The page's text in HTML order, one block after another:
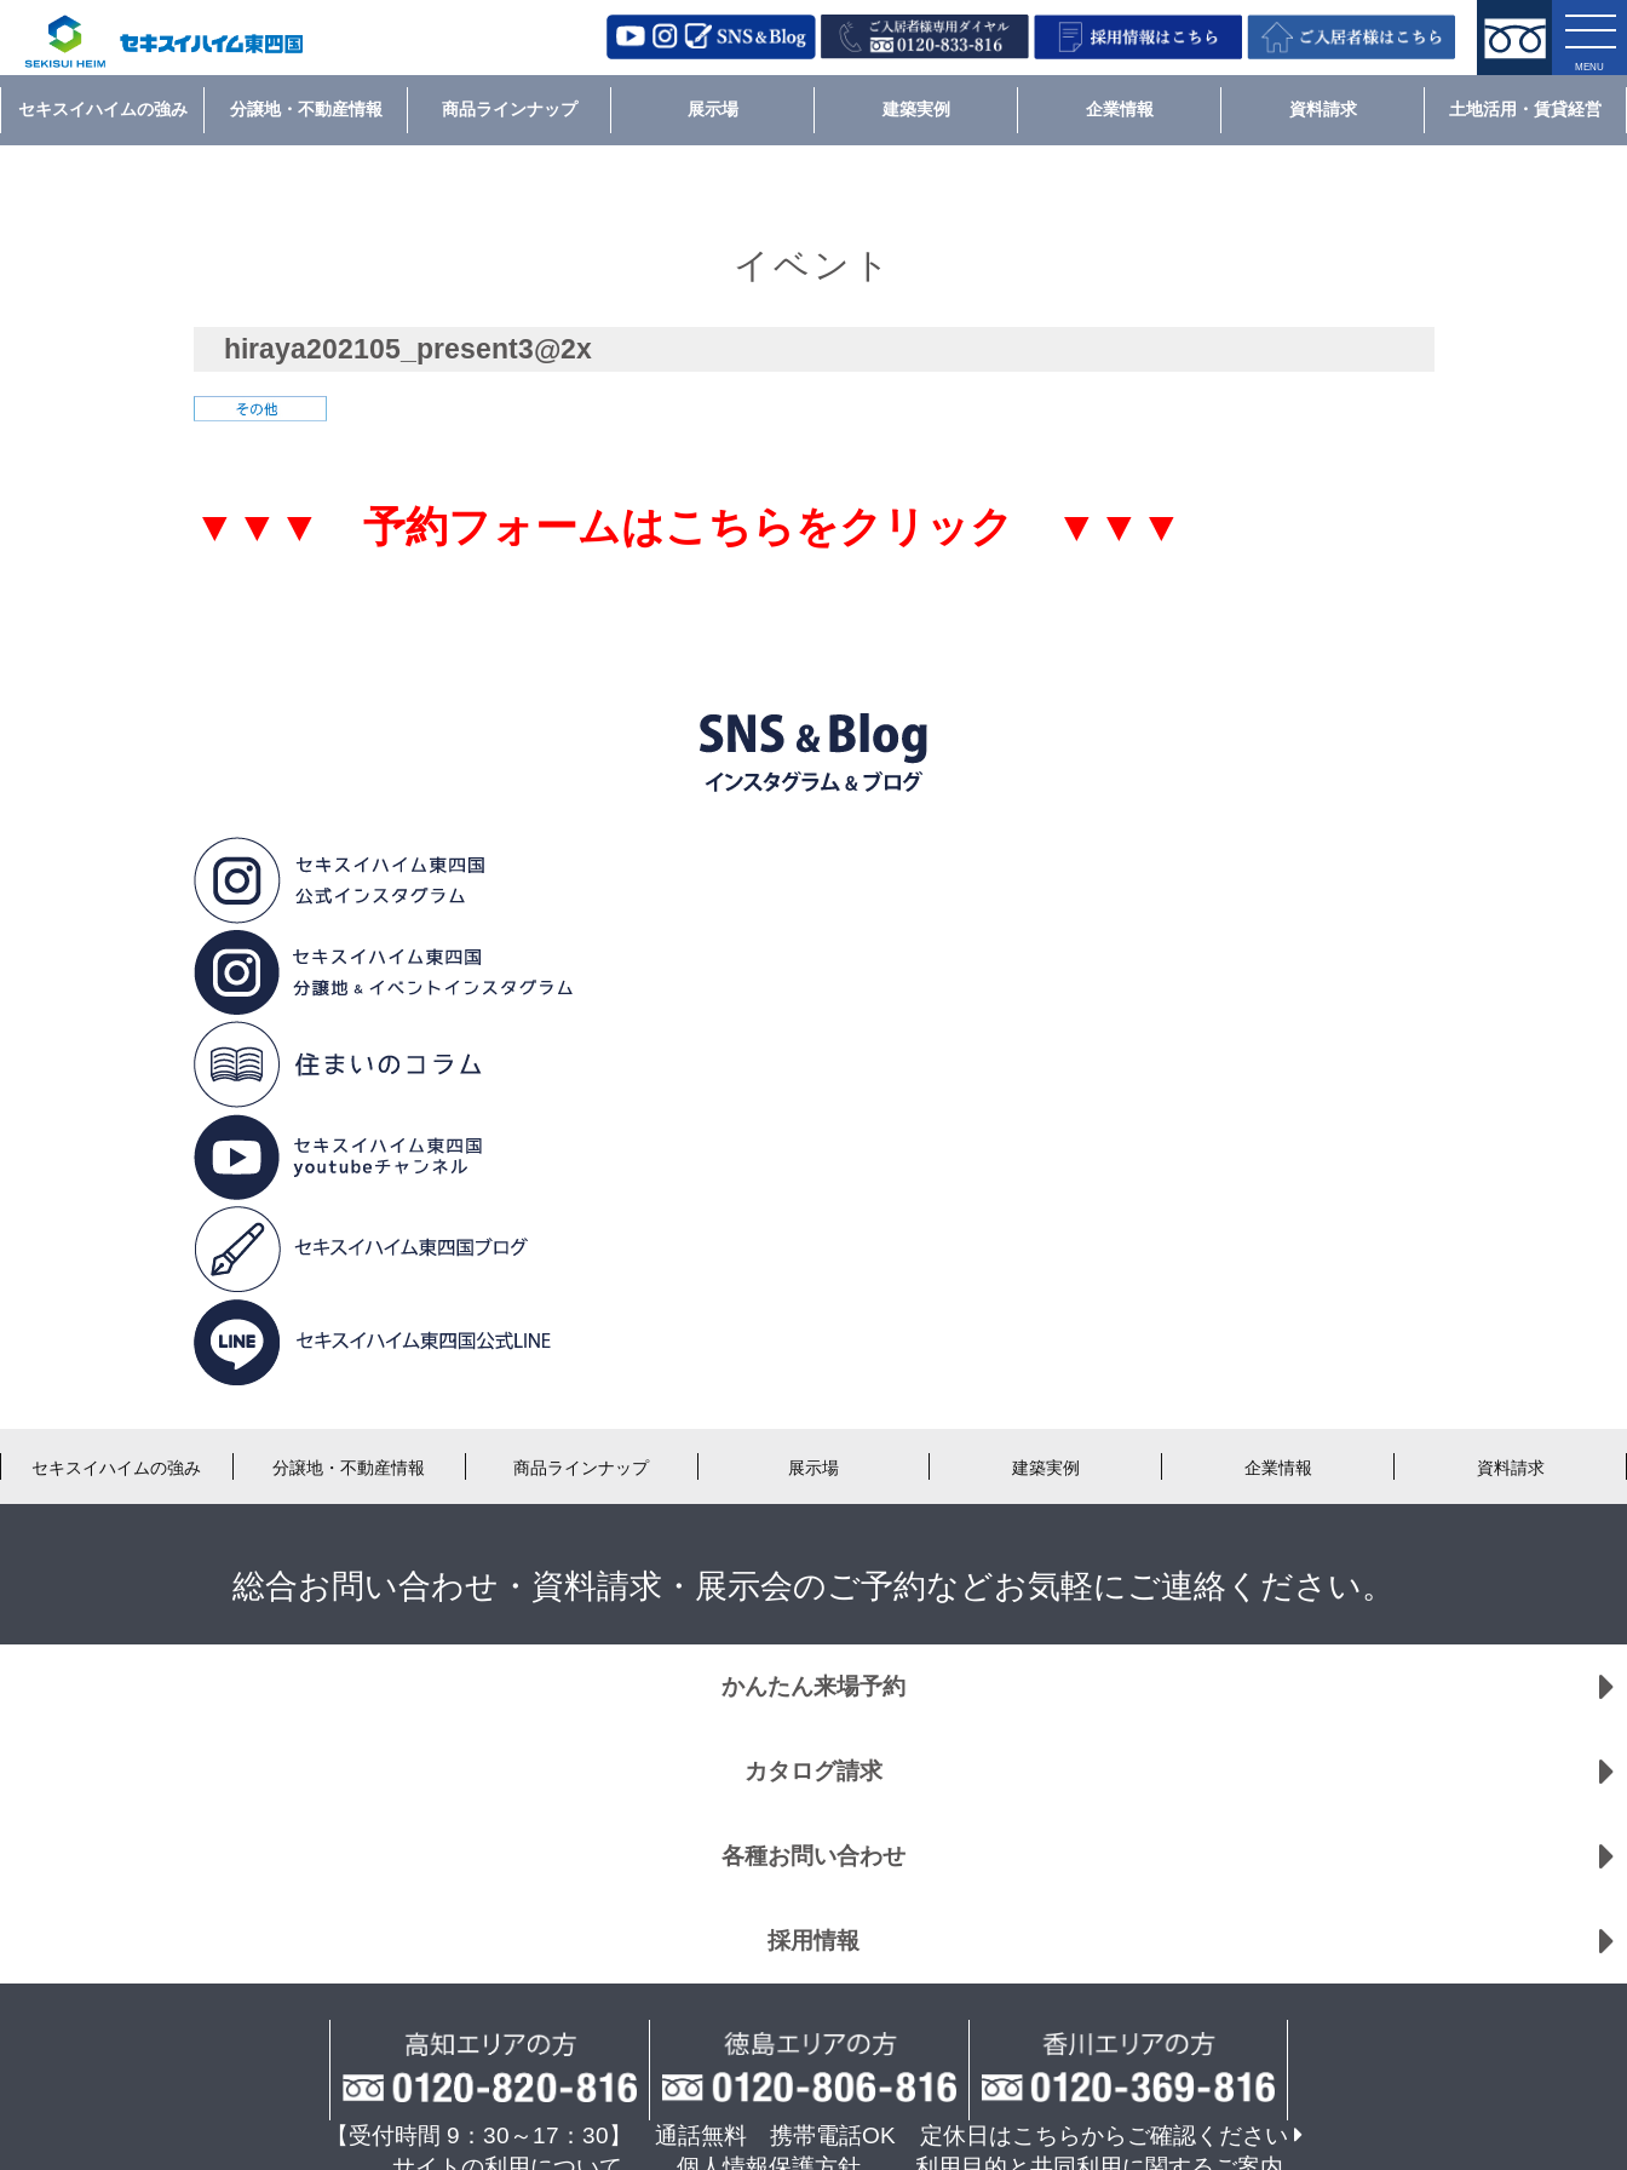
セキスイハイムの強み 分譲地・不動産情報 商品ラインナップ 展示場 建築実例 企業情報 資料請求 土地活用・賃貸経営
イベント
hiraya202105_present3@2x
▼▼▼ 予約フォームはこちらをクリック ▼▼▼
セキスイハイムの強み 分譲地・不動産情報 商品ラインナップ 展示場 建築実例 企業情報 資料請求
総合お問い合わせ・資料請求・展示会のご予約などお気軽にご連絡ください。
かんたん来場予約
カタログ請求
各種お問い合わせ
採用情報
【受付時間 9：30～17：30】 通話無料 携帯電話OK
定休日はこちらからご確認ください